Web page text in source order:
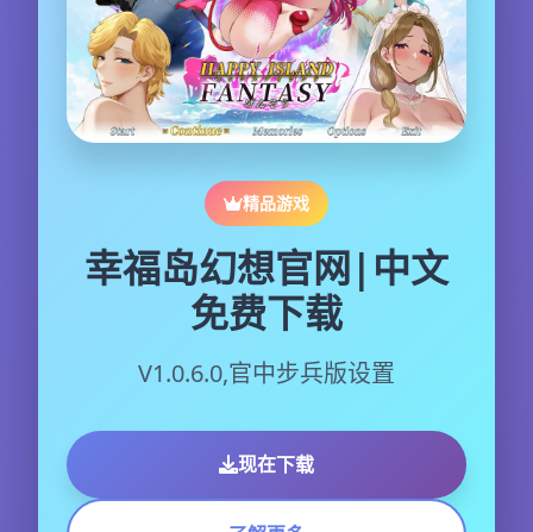
精品游戏
幸福岛幻想官网|中文
免费下载
V1.0.6.0,官中步兵版设置
现在下载